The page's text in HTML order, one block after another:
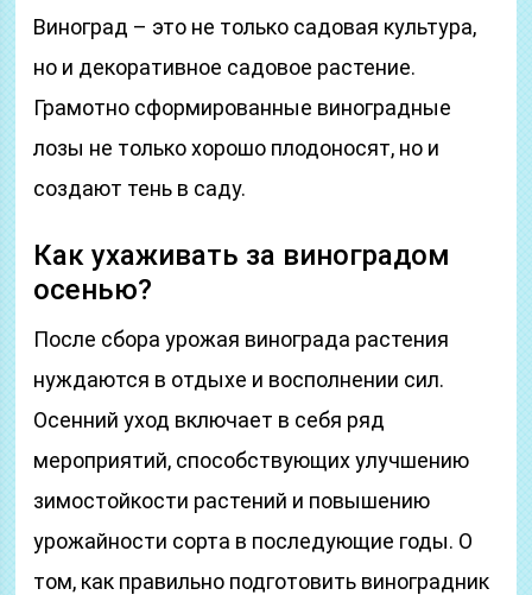
Виноград – это не только садовая культура,
но и декоративное садовое растение.
Грамотно сформированные виноградные
лозы не только хорошо плодоносят, но и
создают тень в саду.
Как ухаживать за виноградом
осенью?
После сбора урожая винограда растения
нуждаются в отдыхе и восполнении сил.
Осенний уход включает в себя ряд
мероприятий, способствующих улучшению
зимостойкости растений и повышению
урожайности сорта в последующие годы. О
том, как правильно подготовить виноградник